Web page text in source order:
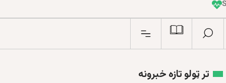
n
I
تر ټولو تازه خبرونه